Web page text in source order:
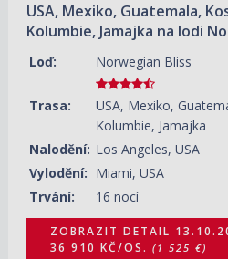
USA, Mexiko, Guatemala,
Kolumbie, Jamajka na lodi
Loď: Norwegian Bliss
Trasa:
USA, Mexiko,
Kolumbie, Jamajka
Nalodění: Los Angeles, USA
Vylodění: Miami, USA
Trvání:
16 nocí
ZOBRAZIT DETAIL
36 910 KČ/OS. (1 525 €)